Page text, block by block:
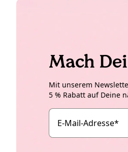
Mach
Mit unserem
5 % Rabatt auf Deine
E-Mail-Adresse*